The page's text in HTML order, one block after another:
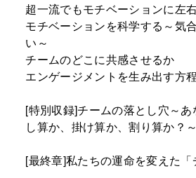
超一流でもモチベーションに左
モチベーションを科学する～気
い～
チームのどこに共感させるか
エンゲージメントを生み出す方
[特別収録]チームの落とし穴～
し算か、掛け算か、割り算か？～
[最終章]私たちの運命を変えた「